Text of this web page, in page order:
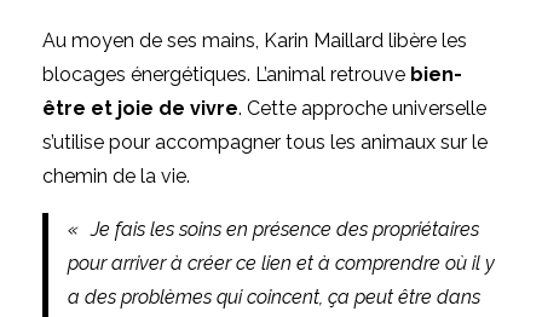
Au moyen de ses mains, Karin Maillard libère les
blocages énergétiques. L’animal retrouve bien-
être et joie de vivre. Cette approche universelle
s’utilise pour accompagner tous les animaux sur le
chemin de la vie.
« Je fais les soins en présence des propriétaires
pour arriver à créer ce lien et à comprendre où il y
a des problèmes qui coincent, ça peut être dans